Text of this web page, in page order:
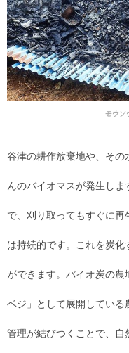
モウソ
谷津の耕作放棄地や、その
んのバイオマスが発生し
で、刈り取ってもすぐに
は持続的です。これを炭化
ができます。バイオ炭の
ベジ」として展開している
管理が結びつくことで、自